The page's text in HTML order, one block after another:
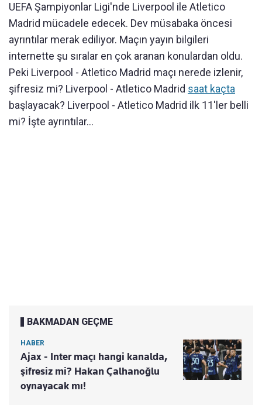
UEFA Şampiyonlar Ligi'nde Liverpool ile Atletico
Madrid mücadele edecek. Dev müsabaka öncesi
ayrıntılar merak ediliyor. Maçın yayın bilgileri
internette şu sıralar en çok aranan konulardan oldu.
Peki Liverpool - Atletico Madrid maçı nerede izlenir,
şifresiz mi? Liverpool - Atletico Madrid saat kaçta
başlayacak? Liverpool - Atletico Madrid ilk 11'ler belli
mi? İşte ayrıntılar...
BAKMADAN GEÇME
HABER
Ajax - Inter maçı hangi kanalda,
şifresiz mi? Hakan Çalhanoğlu
oynayacak mı!